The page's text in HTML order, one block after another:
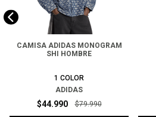
CAMISA ADIDAS MONOGRAM
SHI HOMBRE
1 COLOR
ADIDAS
$44.990 $79.990